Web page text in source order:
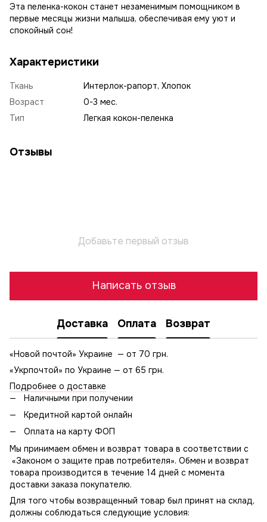
Эта пеленка-кокон станет незаменимым помощником в
первые месяцы жизни малыша, обеспечивая ему уют и
спокойный сон!
Характеристики
Ткань
Интерлок-рапорт, Хлопок
Возраст
0-3 мес.
Тип
Легкая кокон-пеленка
Отзывы
Добавьте первый отзыв
Написать отзыв
Доставка Оплата Возврат
«Новой почтой» Украине — от 70 грн.
«Укрпочтой» по Украине — от 65 грн.
Подробнее о доставке
Наличными при получении
Кредитной картой онлайн
Оплата на карту ФОП
Мы принимаем обмен и возврат товара в соответствии с
«Законом о защите прав потребителя». Обмен и возврат
товара производится в течение 14 дней с момента
доставки заказа покупателю.
Для того чтобы возвращенный товар был принят на склад,
должны соблюдаться следующие условия: